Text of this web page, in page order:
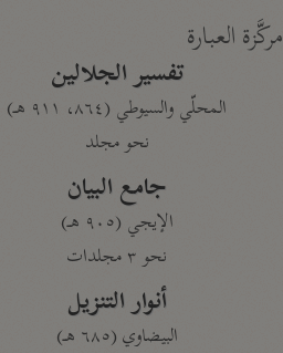
مركَّزة العبارة
تفسير الجلالين
المحلّي والسيوطي (٨٦٤، ٩١١ هـ)
نحو مجلد
جامع البيان
الإيجي (٩٠٥ هـ)
نحو ٣ مجلدات
أنوار التنزيل
البيضاوي (٦٨٥ هـ)